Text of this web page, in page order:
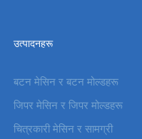
उत्पादनहरू
बटन मेसिन र बटन मोल्डहरू
जिपर मेसिन र जिपर मोल्डहरू
चित्रकारी मेसिन र सामग्री